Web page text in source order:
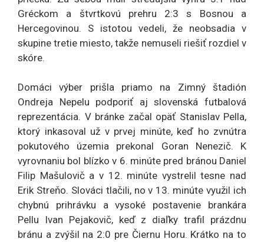
Gréckom a štvrtkovú prehru 2:3 s Bosnou a
Hercegovinou. S istotou vedeli, že neobsadia v
skupine tretie miesto, takže nemuseli riešiť rozdiel v
skóre.
Domáci výber prišla priamo na Zimný štadión
Ondreja Nepelu podporiť aj slovenská futbalová
reprezentácia. V bránke začal opäť Stanislav Pella,
ktorý inkasoval už v prvej minúte, keď ho zvnútra
pokutového územia prekonal Goran Nenezič. K
vyrovnaniu bol blízko v 6. minúte pred bránou Daniel
Filip Mašulovič a v 12. minúte vystrelil tesne nad
Erik Streňo. Slováci tlačili, no v 13. minúte využil ich
chybnú prihrávku a vysoké postavenie brankára
Pellu Ivan Pejakovič, keď z diaľky trafil prázdnu
bránu a zvýšil na 2:0 pre Čiernu Horu. Krátko na to